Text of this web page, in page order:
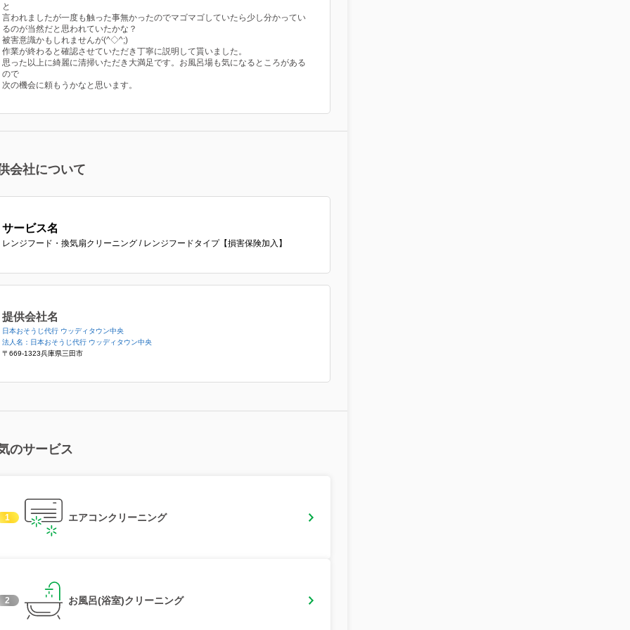
と
言われましたが一度も触った事無かったのでマゴマゴしていたら少し分かってい
るのが当然だと思われていたかな？
被害意識かもしれませんが(^◇^;)
作業が終わると確認させていただき丁寧に説明して貰いました。
思った以上に綺麗に清掃いただき大満足です。お風呂場も気になるところがある
ので
次の機会に頼もうかなと思います。
会社について
サービス名
レンジフード・換気扇クリーニング / レンジフードタイプ【損害保険加入】
提供会社名
日本おそうじ代行 ウッディタウン中央
法人名：日本おそうじ代行 ウッディタウン中央
〒669-1323兵庫県三田市
のサービス
1 エアコンクリーニング
2 お風呂(浴室)クリーニング